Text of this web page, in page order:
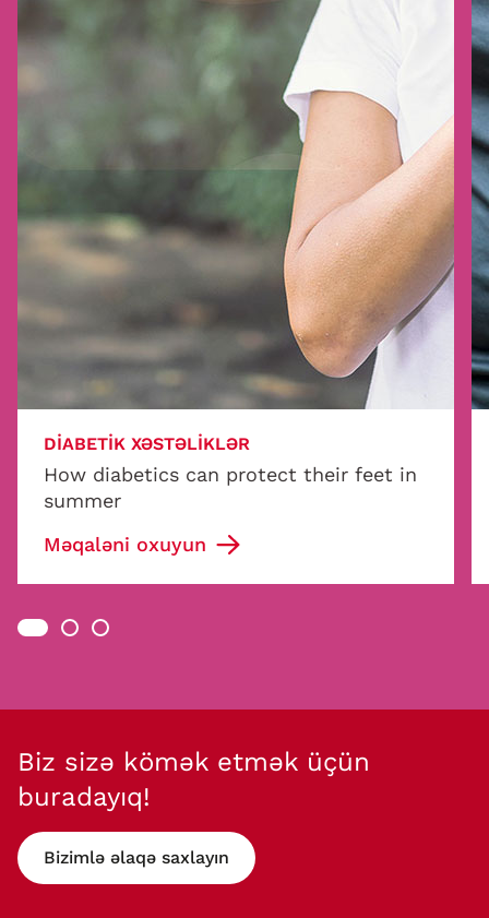
DIABETIK XƏSTƏLIKLƏR
How diabetics can protect their feet in
summer
Məqaləni oxuyun
Biz sizə kömək etmək üçün
buradayıq!
Bizimlə əlaqə saxlayın